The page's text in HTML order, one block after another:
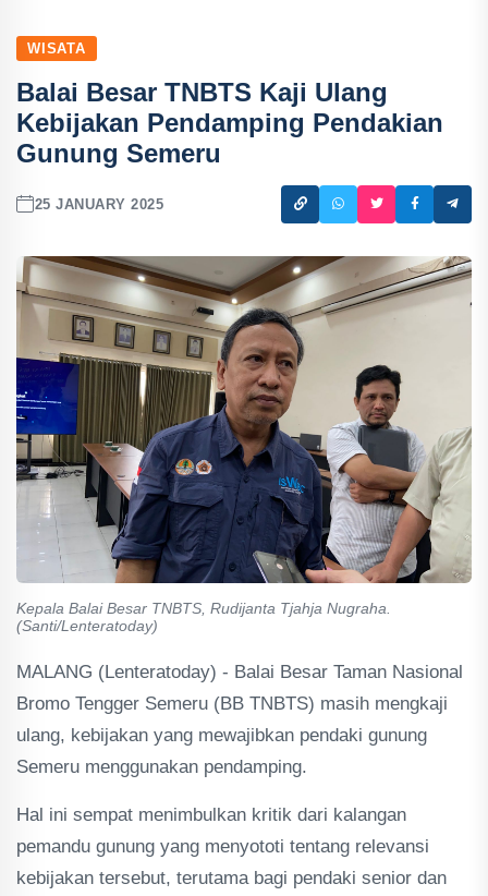
WISATA
Balai Besar TNBTS Kaji Ulang
Kebijakan Pendamping Pendakian
Gunung Semeru
25 JANUARY 2025
Kepala Balai Besar TNBTS, Rudijanta Tjahja Nugraha.
(Santi/Lenteratoday)
MALANG (Lenteratoday) - Balai Besar Taman Nasional
Bromo Tengger Semeru (BB TNBTS) masih mengkaji
ulang, kebijakan yang mewajibkan pendaki gunung
Semeru menggunakan pendamping.
Hal ini sempat menimbulkan kritik dari kalangan
pemandu gunung yang menyototi tentang relevansi
kebijakan tersebut, terutama bagi pendaki senior dan